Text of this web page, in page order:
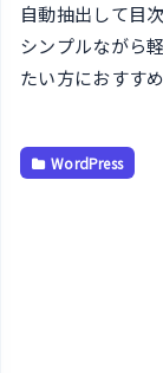
自動抽出して目
シンプルながら
たい方におすすめ
WordPress